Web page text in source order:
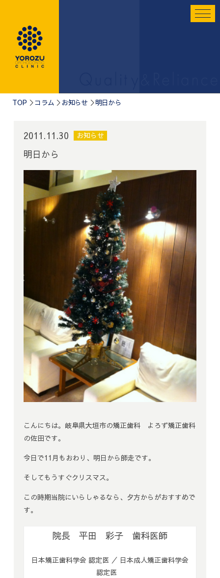
TOP コラム お知らせ 明日から
2011.11.30 お知らせ
明日から
こんにちは。 岐阜県大垣市の矯正歯科 よろず矯正歯科
の佐田です。
今日で11月もおわり、 明日から師走です。
そしてもうすぐクリスマス。
この時期当院にいらしゃるなら、 夕方からがおすすめで
す。
院長 平田 彩子 歯科医師
日本矯正歯科学会 認定医 ／ 日本成人矯正歯科学会
認定医